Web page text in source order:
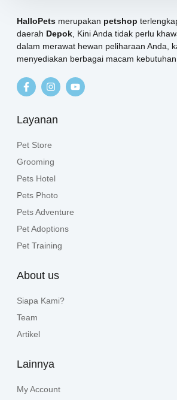
HalloPets merupakan petshop
daerah Depok, Kini Anda tidak perlu
dalam merawat hewan peliharaan Anda,
menyediakan berbagai macam
Layanan
Pet Store
Grooming
Pets Hotel
Pets Photo
Pets Adventure
Pet Adoptions
Pet Training
About us
Siapa Kami?
Team
Artikel
Lainnya
My Account